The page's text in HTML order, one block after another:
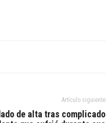
Artículo siguiente
de alta tras complicado